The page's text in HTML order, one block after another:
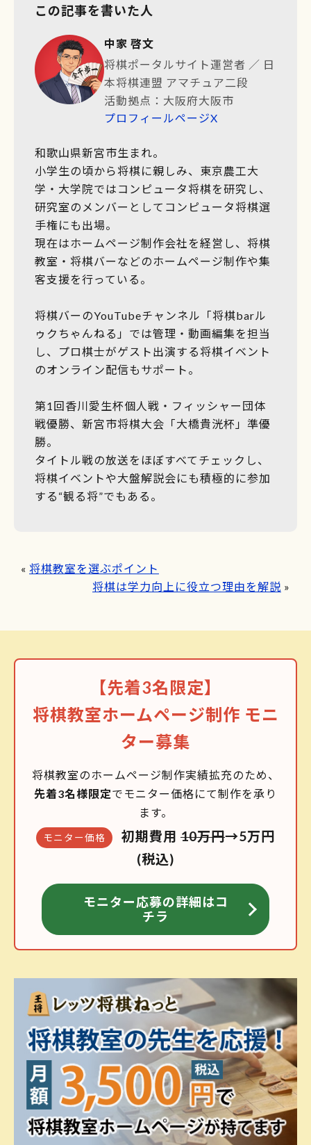
この記事を書いた人
中家 啓文
将棋ポータルサイト運営者 ／ 日
本将棋連盟 アマチュア二段
活動拠点：大阪府大阪市
プロフィールページX
和歌山県新宮市生まれ。
小学生の頃から将棋に親しみ、東京農工大
学・大学院ではコンピュータ将棋を研究し、
研究室のメンバーとしてコンピュータ将棋選
手権にも出場。
現在はホームページ制作会社を経営し、将棋
教室・将棋バーなどのホームページ制作や集
客支援を行っている。
将棋バーのYouTubeチャンネル「将棋barル
ゥクちゃんねる」では管理・動画編集を担当
し、プロ棋士がゲスト出演する将棋イベント
のオンライン配信もサポート。
第1回香川愛生杯個人戦・フィッシャー団体
戦優勝、新宮市将棋大会「大橋貴洸杯」準優
勝。
タイトル戦の放送をほぼすべてチェックし、
将棋イベントや大盤解説会にも積極的に参加
する“観る将”でもある。
« 将棋教室を選ぶポイント
将棋は学力向上に役立つ理由を解説 »
【先着3名限定】
将棋教室ホームページ制作 モニ
ター募集
将棋教室のホームページ制作実績拡充のため、
先着3名様限定でモニター価格にて制作を承り
ます。
モニター価格 初期費用 10万円→5万円
(税込)
モニター応募の詳細はコ
チラ